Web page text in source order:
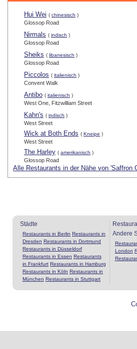
Hui Wei ( chinesisch )
Glossop Road
Nirmals ( indisch )
Glossop Road
Sheiks ( libanesisch )
Glossop Road
Piccolos ( italienisch )
Convent Walk
Antibo ( italienisch )
West One, Fitzwilliam Street
Kahn's ( indisch )
West Street
Wick at Both Ends ( Kneipe )
West Street
The Harley ( amerikanisch )
Glossop Road
Alle Restaurants in der Nähe von 'Saffron
Städte
Restaurants in Berlin Restaurants in
Dresden Restaurants in Dortmund
Restaurants in Düsseldorf
Restaurants in Essen Restaurants
in Frankfurt Restaurants in Hamburg
Restaurants in Köln Restaurants in
München Restaurants in Stuttgart
Andere
London